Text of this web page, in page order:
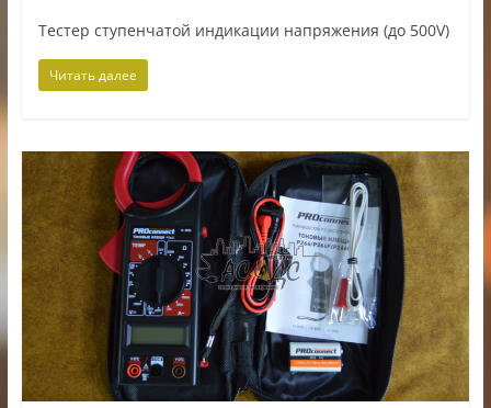
Тестер ступенчатой индикации напряжения (до 500V)
Читать далее